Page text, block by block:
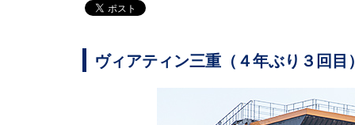
ヴィアティン三重（４年ぶり３回目